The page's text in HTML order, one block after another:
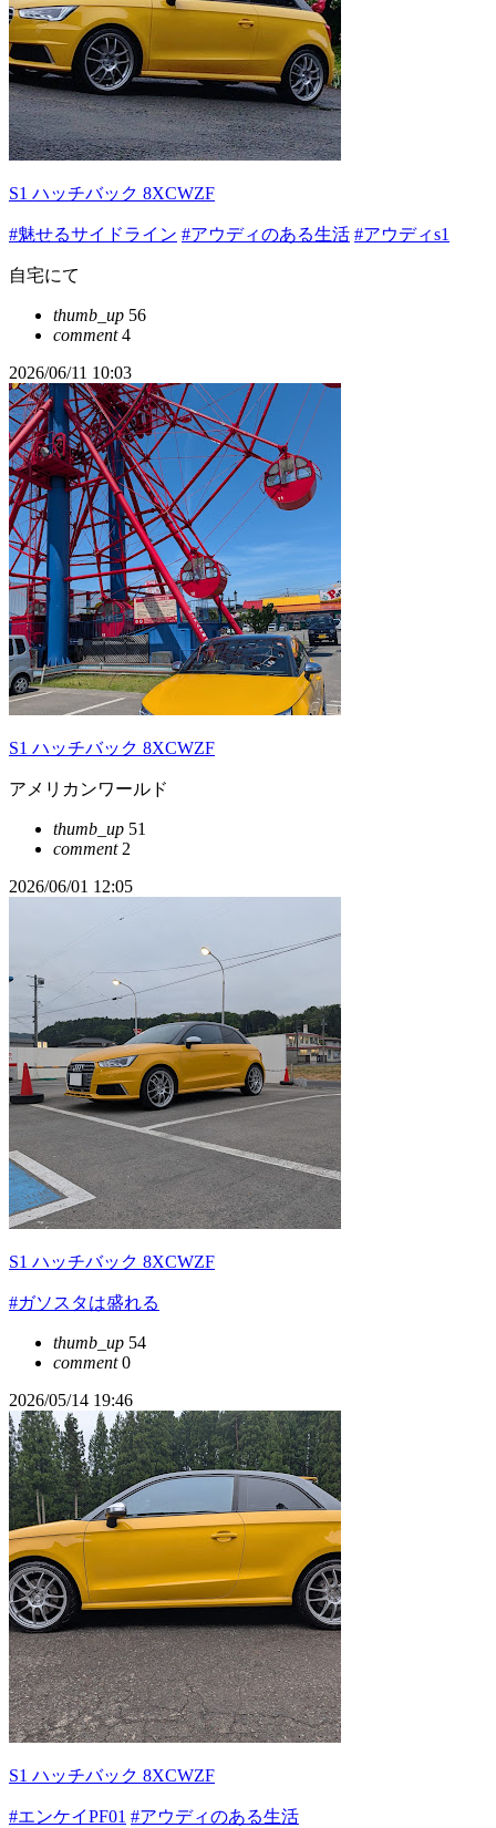
S1 ハッチバック 8XCWZF
#魅せるサイドライン #アウディのある生活 #アウディs1
自宅にて
thumb_up 56
comment4
2026/06/11 10:03
S1 ハッチバック 8XCWZF
アメリカンワールド
thumb_up 51
comment2
2026/06/01 12:05
S1 ハッチバック 8XCWZF
#ガソスタは盛れる
thumb_up 54
comment0
2026/05/14 19:46
S1 ハッチバック 8XCWZF
#エンケイPF01 #アウディのある生活